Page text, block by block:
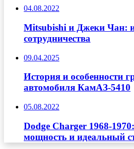
04.08.2022
Mitsubishi и Джеки Чан:
сотрудничества
09.04.2025
История и особенности
автомобиля КамАЗ-5410
05.08.2022
Dodge Charger 1968-
мощность и идеальный